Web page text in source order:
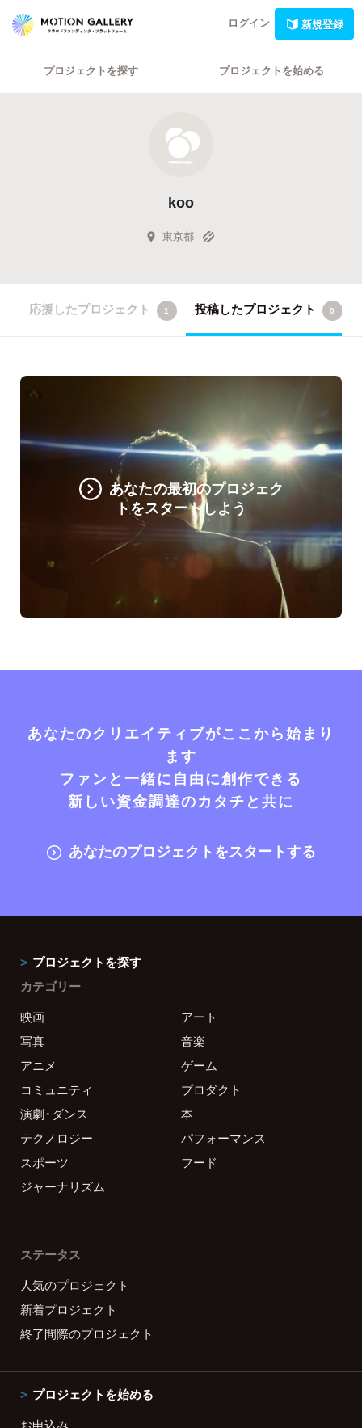
ログイン 新規登録
プロジェクトを探す プロジェクトを始める
koo
東京都
応援したプロジェクト 1 投稿したプロジェクト 0
あなたの最初のプロジェク
トをスタートしよう
あなたのクリエイティブがここから始まり
ます
ファンと一緒に自由に創作できる
新しい資金調達のカタチと共に
あなたのプロジェクトをスタートする
プロジェクトを探す
カテゴリー
映画
アート
写真
音楽
アニメ
ゲーム
コミュニティ
プロダクト
演劇・ダンス
本
テクノロジー
パフォーマンス
スポーツ
フード
ジャーナリズム
ステータス
人気のプロジェクト
新着プロジェクト
終了間際のプロジェクト
プロジェクトを始める
お申込み